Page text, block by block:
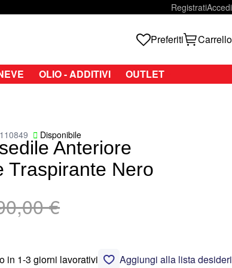
RegistratiAccedi
Preferiti Carrello
OLIO - ADDITIVI OUTLET
Anteriore
Traspirante Nero
Disponibile
Price
€
Aggiungi alla lista desideri
in 1-3 giorni lavorativi